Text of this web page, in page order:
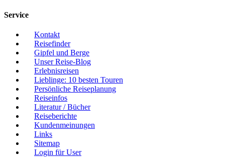
Service
Kontakt
Reisefinder
Gipfel und Berge
Unser Reise-Blog
Erlebnisreisen
Lieblinge: 10 besten Touren
Persönliche Reiseplanung
Reiseinfos
Literatur / Bücher
Reiseberichte
Kundenmeinungen
Links
Sitemap
Login für User